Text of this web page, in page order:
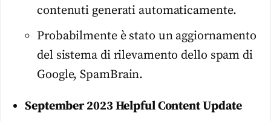
contenuti generati automaticamente.
Probabilmente è stato un aggiornamento
del sistema di rilevamento dello spam di
Google, SpamBrain.
September 2023 Helpful Content Update